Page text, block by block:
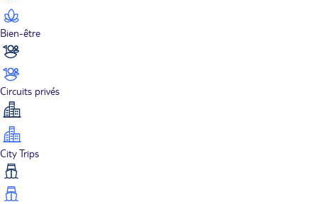
Bien-être
Circuits privés
City Trips